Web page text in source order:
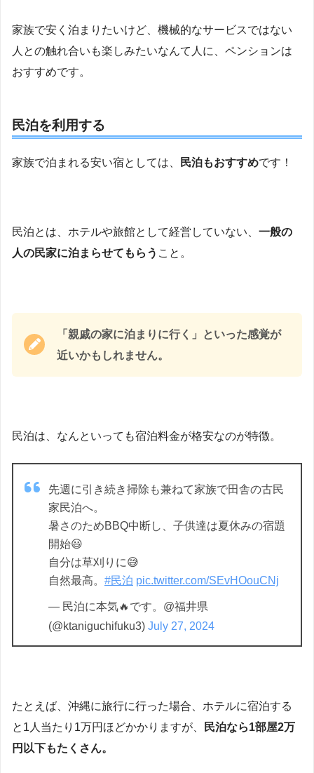
家族で安く泊まりたいけど、機械的なサービスではない
人との触れ合いも楽しみたいなんて人に、ペンションは
おすすめです。
民泊を利用する
家族で泊まれる安い宿としては、 民泊もおすすめです！
民泊とは、ホテルや旅館として経営していない、 一般の
人の民家に泊まらせてもらう こと。
「親戚の家に泊まりに行く」といった感覚が
近いかもしれません。
民泊は、なんといっても宿泊料金が格安なのが特徴。
先週に引き続き掃除も兼ねて家族で田舎の古民
家民泊へ。
暑さのためBBQ中断し、子供達は夏休みの宿題
開始😃
自分は草刈りに😅
自然最高。 #民泊 pic.twitter.com/SEvHOouCNj
— 民泊に本気🔥です。@福井県
(@ktaniguchifuku3) July 27, 2024
たとえば、沖縄に旅行に行った場合、ホテルに宿泊する
と1人当たり1万円ほどかかりますが、
民泊なら1部屋2万
円以下もたくさん。